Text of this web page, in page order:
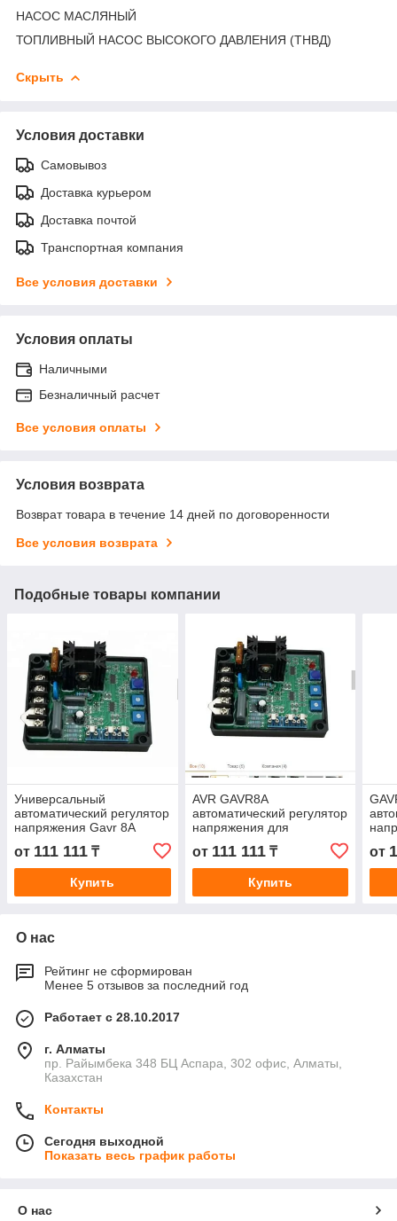
НАСОС МАСЛЯНЫЙ
ТОПЛИВНЫЙ НАСОС ВЫСОКОГО ДАВЛЕНИЯ (ТНВД)
Скрыть
Условия доставки
Самовывоз
Доставка курьером
Доставка почтой
Транспортная компания
Все условия доставки
Условия оплаты
Наличными
Безналичный расчет
Все условия оплаты
Условия возврата
Возврат товара в течение 14 дней по договоренности
Все условия возврата
Подобные товары компании
Универсальный
автоматический регулятор
напряжения Gavr 8A
генератор запасных
частей AVR
от 111 111 ₸
Купить
AVR GAVR8A
автоматический регулятор
напряжения для
бесщеточного генератора
20-100KW
от 111 111₸
Купить
от
О нас
Рейтинг не сформирован
Менее 5 отзывов за последний год
Работает с 28.10.2017
г. Алматы
пр. Райымбека 348 БЦ Аспара, 302 офис, Алматы,
Казахстан
Контакты
Сегодня выходной
Показать весь график работы
О нас